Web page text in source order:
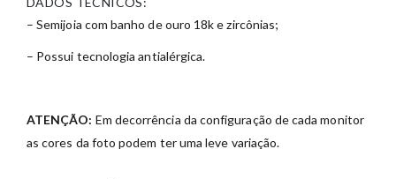
– Semijoia com banho de ouro 18k e zircônias;
– Possui tecnologia antialérgica.
ATENÇÃO: Em decorrência da configuração de cada monitor
as cores da foto podem ter uma leve variação.